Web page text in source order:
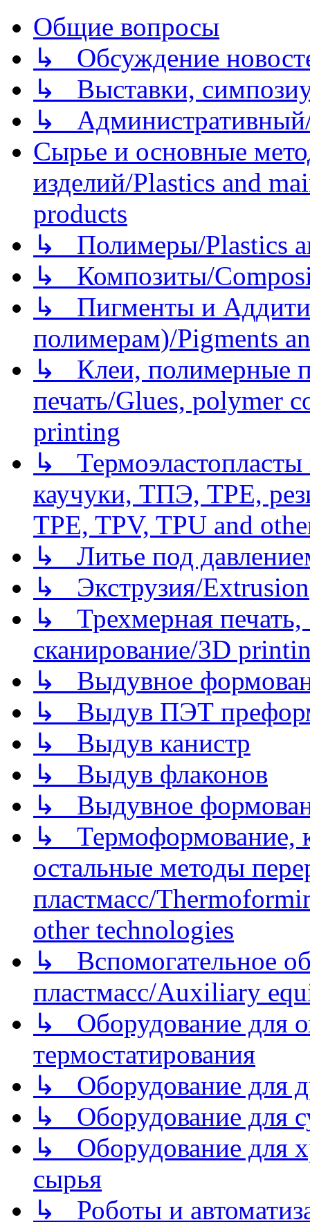
Общие вопросы
↳ Обсуждение
↳ Выставки,
↳
Сырье и основные
изделий/Plastics and
products
↳ Полимеры/Plastics
↳ Композиты/
↳ Пигменты и
полимерам)/Pigments
↳ Клеи, полимерные
печать/Glues, polymer
printing
↳
каучуки, ТПЭ, TPE,
TPE, TPV, TPU and
↳ Литье под
↳ Экструзия/Extrusion
↳ Трехмерная
сканирование/3D
↳ Выдувное
↳ Выдув ПЭТ
↳ Выдув канистр
↳ Выдув флаконов
↳ Выдувное
↳ Термоформование,
остальные методы
пластмасс/
other technologies
↳ Вспомогательное
пластмасс/Auxiliary
↳ Оборудование для
термостатирования
↳ Оборудование для
↳ Оборудование для
↳ Оборудование для
сырья
↳ Роботы и